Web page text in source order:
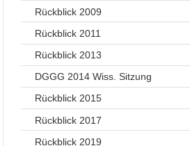
Rückblick 2009
Rückblick 2011
Rückblick 2013
DGGG 2014 Wiss. Sitzung
Rückblick 2015
Rückblick 2017
Rückblick 2019